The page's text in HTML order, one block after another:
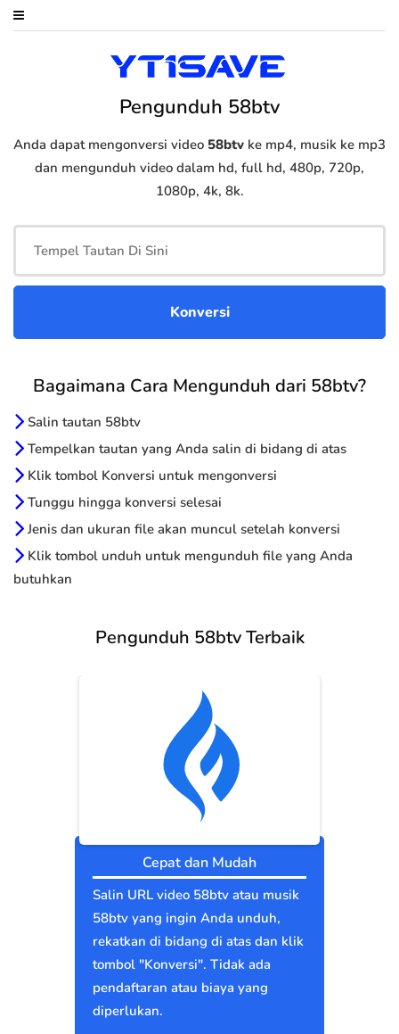
Pengunduh 58btv
Anda dapat mengonversi video 58btv ke mp4, musik ke mp3
dan mengunduh video dalam hd, full hd, 480p, 720p,
1080p, 4k, 8k.
Bagaimana Cara Mengunduh dari 58btv?
Salin tautan 58btv
Tempelkan tautan yang Anda salin di bidang di atas
Klik tombol Konversi untuk mengonversi
Tunggu hingga konversi selesai
Jenis dan ukuran file akan muncul setelah konversi
Klik tombol unduh untuk mengunduh file yang Anda
butuhkan
Pengunduh 58btv Terbaik
Cepat dan Mudah
Salin URL video 58btv atau musik
58btv yang ingin Anda unduh,
rekatkan di bidang di atas dan klik
tombol "Konversi". Tidak ada
pendaftaran atau biaya yang
diperlukan.